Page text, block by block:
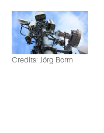
Credits: Jörg Borm